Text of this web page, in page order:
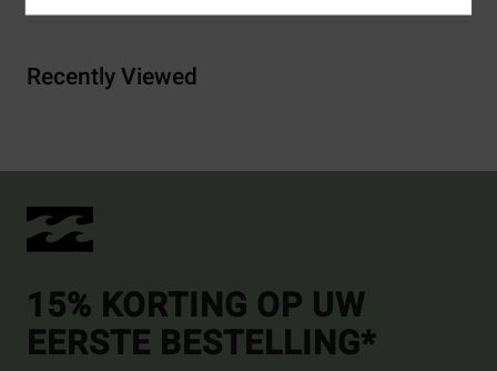
Recently Viewed
15% KORTING OP UW
EERSTE BESTELLING*